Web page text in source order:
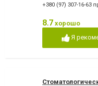
+380 (97) 307-16-63
8.7 хорошо
Я